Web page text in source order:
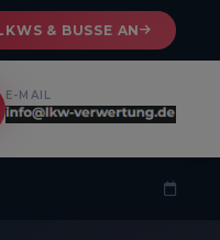
& BUSSE AN
E-MAIL